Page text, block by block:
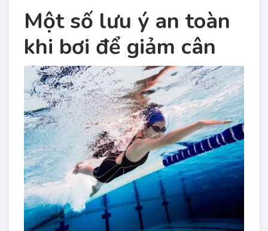
Một số lưu ý an toàn
khi bơi để giảm cân